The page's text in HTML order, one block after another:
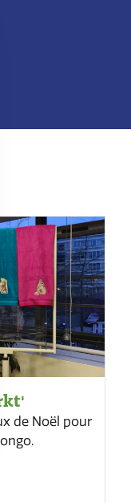
de Noël pour